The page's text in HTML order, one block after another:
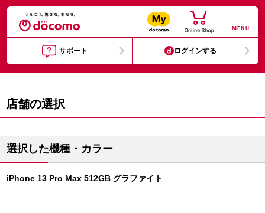
MENU
サポート ログインする
店舗の選択
選択した機種・カラー
iPhone 13 Pro Max 512GB グラファイト